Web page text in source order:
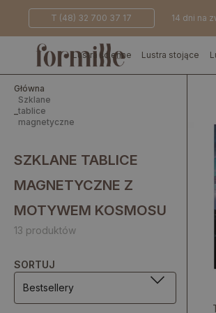
T (48) 32 700 37 17 14 dni na
Lustra ścienne Lustra stojące
Główna
Szklane
tablice
magnetyczne
SZKLANE TABLICE
MAGNETYCZNE Z
MOTYWEM KOSMOSU
13 produktów
SORTUJ
Bestsellery